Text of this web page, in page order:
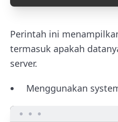
Perintah ini
termasuk apakah
server.
Menggunakan